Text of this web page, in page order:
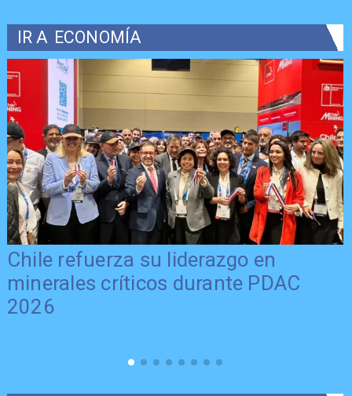
IR A ECONOMÍA
Chile refuerza su liderazgo en
minerales críticos durante PDAC
2026